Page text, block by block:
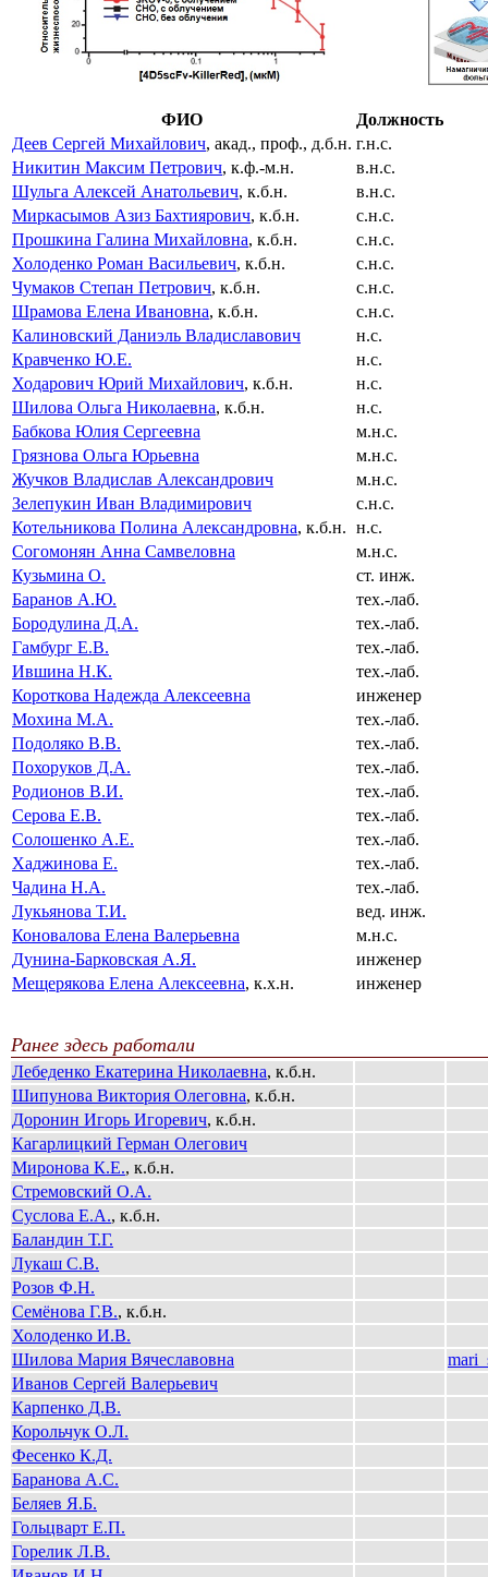
ФИО
Должность
Деев Сергей Михайлович, акад., проф., д.б.н. г.н.с.
Никитин Максим Петрович, к.ф.-м.н.
в.н.с.
Шульга Алексей Анатольевич, к.б.н.
в.н.с.
Миркасымов Азиз Бахтиярович, к.б.н.
с.н.с.
Прошкина Галина Михайловна, к.б.н.
с.н.с.
Холоденко Роман Васильевич, к.б.н.
с.н.с.
Чумаков Степан Петрович, к.б.н.
с.н.с.
Шрамова Елена Ивановна, к.б.н.
с.н.с.
Калиновский Даниэль Владиславович
н.с.
Кравченко Ю.Е.
н.с.
Ходарович Юрий Михайлович, к.б.н.
н.с.
Шилова Ольга Николаевна, к.б.н.
н.с.
Бабкова Юлия Сергеевна
м.н.с.
Грязнова Ольга Юрьевна
м.н.с.
Жучков Владислав Александрович
м.н.с.
Зелепукин Иван Владимирович
с.н.с.
Котельникова Полина Александровна, к.б.н. н.с.
Согомонян Анна Самвеловна
м.н.с.
Кузьмина О.
ст. инж.
Баранов А.Ю.
тех.-лаб.
Бородулина Д.А.
тех.-лаб.
Гамбург Е.В.
тех.-лаб.
Ившина Н.К.
тех.-лаб.
Короткова Надежда Алексеевна
инженер
Мохина М.А.
тех.-лаб.
Подоляко В.В.
тех.-лаб.
Похоруков Д.А.
тех.-лаб.
Родионов В.И.
тех.-лаб.
Серова Е.В.
тех.-лаб.
Солошенко А.Е.
тех.-лаб.
Хаджинова Е.
тех.-лаб.
Чадина Н.А.
тех.-лаб.
Лукьянова Т.И.
вед. инж.
Коновалова Елена Валерьевна
м.н.с.
Дунина-Барковская А.Я.
инженер
Мещерякова Елена Алексеевна, к.х.н. инженер
Ранее здесь работали
Лебеденко Екатерина Николаевна, к.б.н.
Шипунова Виктория Олеговна, к.б.н.
Доронин Игорь Игоревич, к.б.н.
Кагарлицкий Герман Олегович
Миронова К.Е., к.б.н.
Стремовский О.А.
Суслова Е.А., к.б.н.
Баландин Т.Г.
Лукаш С.В.
Розов Ф.Н.
Семёнова Г.В., к.б.н.
Холоденко И.В.
Шилова Мария Вячеславовна
Иванов Сергей Валерьевич
Карпенко Д.В.
Корольчук О.Л.
Фесенко К.Д.
Баранова А.С.
Беляев Я.Б.
Гольцварт Е.П.
Горелик Л.В.